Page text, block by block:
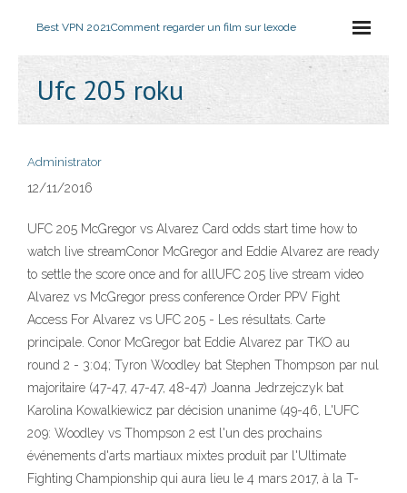
Best VPN 2021Comment regarder un film sur lexode
Ufc 205 roku
Administrator
12/11/2016
UFC 205 McGregor vs Alvarez Card odds start time how to
watch live streamConor McGregor and Eddie Alvarez are ready
to settle the score once and for allUFC 205 live stream video
Alvarez vs McGregor press conference Order PPV Fight
Access For Alvarez vs UFC 205 - Les résultats. Carte
principale. Conor McGregor bat Eddie Alvarez par TKO au
round 2 - 3:04; Tyron Woodley bat Stephen Thompson par nul
majoritaire (47-47, 47-47, 48-47) Joanna Jedrzejczyk bat
Karolina Kowalkiewicz par décision unanime (49-46, L'UFC
209: Woodley vs Thompson 2 est l'un des prochains
événements d'arts martiaux mixtes produit par l'Ultimate
Fighting Championship qui aura lieu le 4 mars 2017, à la T-